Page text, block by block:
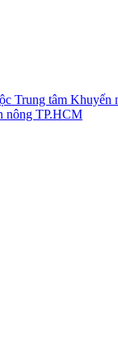
Trung tâm Khuyến
nông TP.HCM